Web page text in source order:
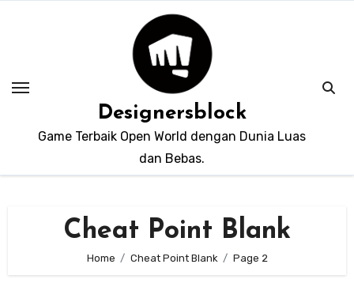
Designersblock
Game Terbaik Open World dengan Dunia Luas
dan Bebas.
Cheat Point Blank
Home Cheat Point Blank Page 2